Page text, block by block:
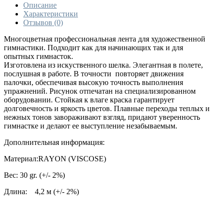
Описание
Характеристики
Отзывов (0)
Многоцветная профессиональная лента для художественной
гимнастики. Подходит как для начинающих так и для
опытных гимнасток.
Изготовлена из искуственного шелка. Элегантная в полете,
послушная в работе. В точности повторяет движения
палочки, обеспечивая высокую точность выполнения
упражнений. Рисунок отпечатан на специализированном
оборудовании. Стойкая к влаге краска гарантирует
долговечность и яркость цветов. Плавные переходы теплых и
нежных тонов завораживают взгляд, придают уверенность
гимнастке и делают ее выступление незабываемым.
Дополнительная информация:
Материал:RAYON (VISCOSE)
Вес: 30 gr. (+/- 2%)
Длина:
4,2 м (+/- 2%)